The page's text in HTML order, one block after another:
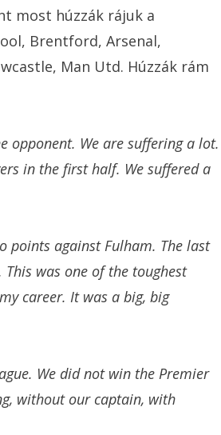
most húzzák rájuk a
Brentford, Arsenal,
Man Utd. Húzzák rám
opponent. We are suffering a lot.
in the first half. We suffered a
points against Fulham. The last
was one of the toughest
career. It was a big, big
We did not win the Premier
without our captain, with